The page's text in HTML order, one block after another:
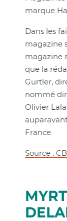
marque
Dans les
magazine
magazine
que la
Gurtler,
nommé
Olivier
France.
Source :